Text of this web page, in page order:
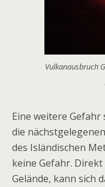
Vulkanausbruch
Eine weitere Gefahr
die
des Isländischen
keine Gefahr.
Gelände, kann sich